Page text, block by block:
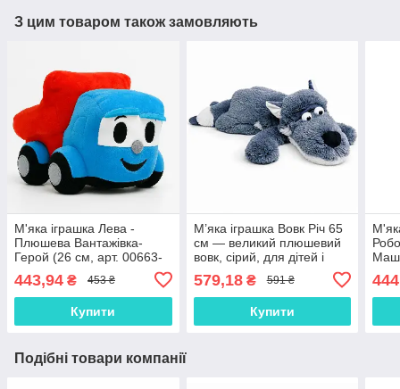
З цим товаром також замовляють
М'яка іграшка Лева -
Плюшева Вантажівка-
Герой (26 см, арт. 00663-
443,94 ₴ 453 ₴
Купити
М’яка іграшка Вовк Річ 65
см — великий плюшевий
вовк, сірий, для дітей і
579,18₴ 591 ₴
Купити
Подібні товари компанії